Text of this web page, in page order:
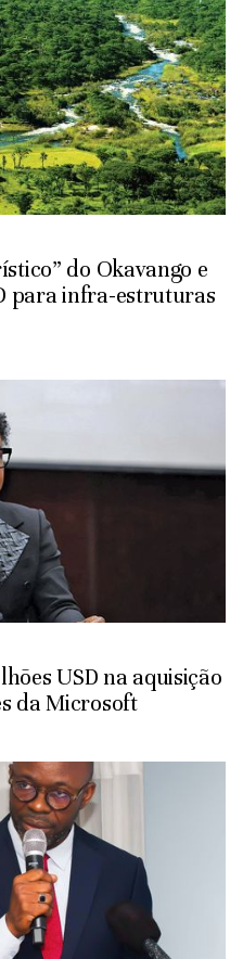
do Okavango e
para infra-estruturas
USD na aquisição
da Microsoft